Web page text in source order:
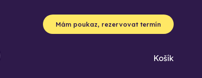
Mám poukaz, rezervovat termín
Košík